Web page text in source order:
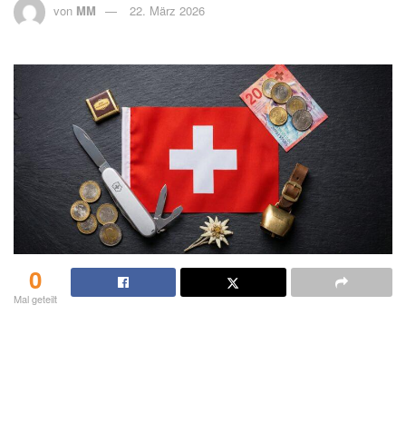
von MM 22. März 2026
0
Mal geteilt